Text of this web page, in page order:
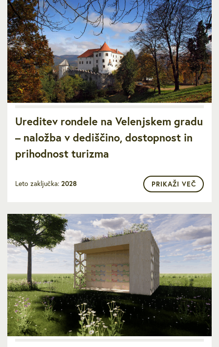
Ureditev rondele na Velenjskem gradu
– naložba v dediščino, dostopnost in
prihodnost turizma
Leto zaključka: 2028 PRIKAŽI VEČ